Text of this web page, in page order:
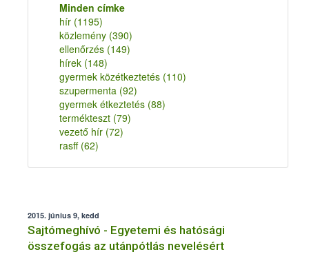
Minden címke
hír (1195)
közlemény (390)
ellenőrzés (149)
hírek (148)
gyermek közétkeztetés (110)
szupermenta (92)
gyermek étkeztetés (88)
termékteszt (79)
vezető hír (72)
rasff (62)
2015. június 9, kedd
Sajtómeghívó - Egyetemi és hatósági
összefogás az utánpótlás nevelésért